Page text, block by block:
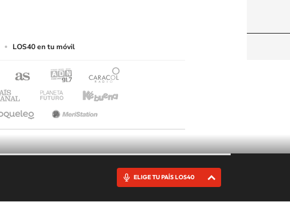
LOS40 en tu móvil
ELIGE TU PAÍS LOS40